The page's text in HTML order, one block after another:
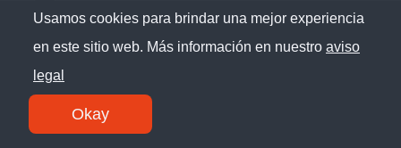
Me gustó mucho, super divertido.
F. C.
Usamos cookies para brindar una mejor experiencia
en este sitio web. Más información en nuestro aviso
legal
Okay